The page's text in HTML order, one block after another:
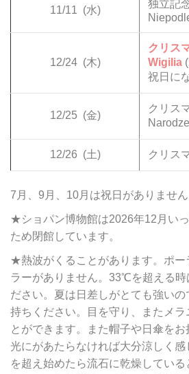
11/11 (水)
独立記
12/24 (木)
クリス
Wigilia
祝日に
12/25 (金)
クリス
12/26 (土) クリス
7月、9月、10月は祝日がありません
★ショパン博物館は2026年12月い
ため閉館しています。
★熱波がくることがあります。ポー
ラーがありません。33℃を超える時
ださい。夏は日差しがとても強い
持ちください。目を守り、またメラ
とができます。また帽子や日傘を
光にがあたらなければ大分涼しく
を超え始めたら流石に乾燥してい